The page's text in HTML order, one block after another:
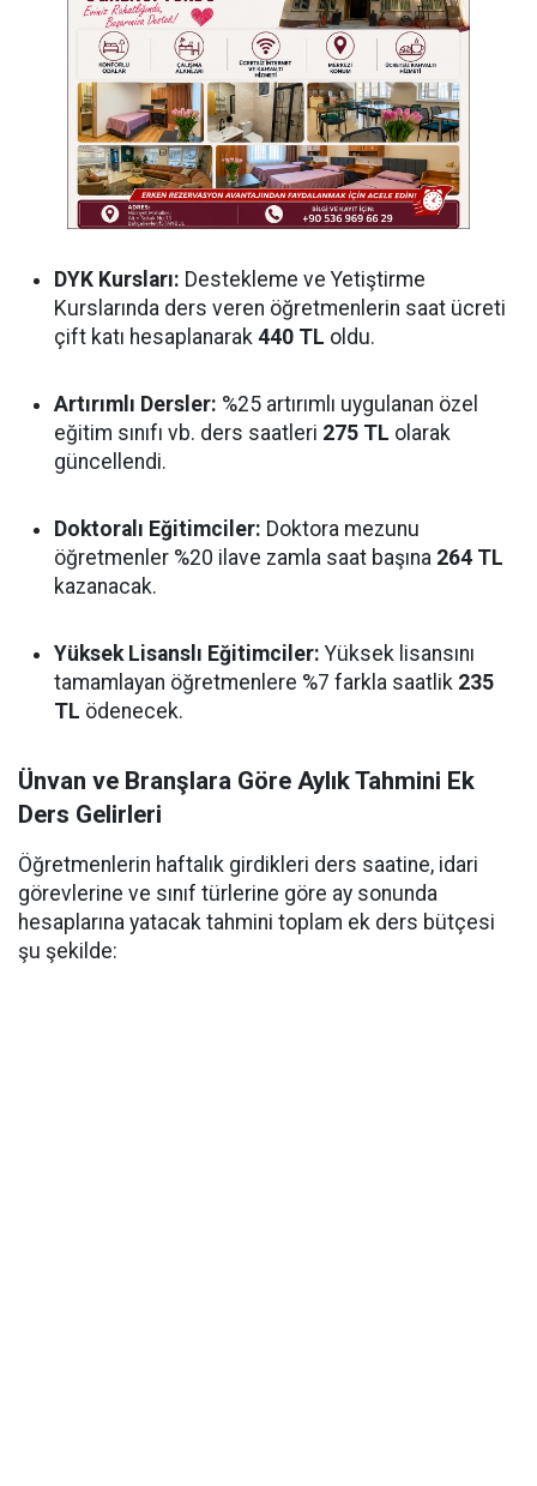
DYK Kursları: Destekleme ve Yetiştirme
Kurslarında ders veren öğretmenlerin saat ücreti
çift katı hesaplanarak 440 TL oldu.
Artırımlı Dersler: %25 artırımlı uygulanan özel
eğitim sınıfı vb. ders saatleri 275 TL olarak
güncellendi.
Doktoralı Eğitimciler: Doktora mezunu
öğretmenler %20 ilave zamla saat başına 264 TL
kazanacak.
Yüksek Lisanslı Eğitimciler: Yüksek lisansını
tamamlayan öğretmenlere %7 farkla saatlik 235
TL ödenecek.
Ünvan ve Branşlara Göre Aylık Tahmini Ek
Ders Gelirleri
Öğretmenlerin haftalık girdikleri ders saatine, idari
görevlerine ve sınıf türlerine göre ay sonunda
hesaplarına yatacak tahmini toplam ek ders bütçesi
şu şekilde: